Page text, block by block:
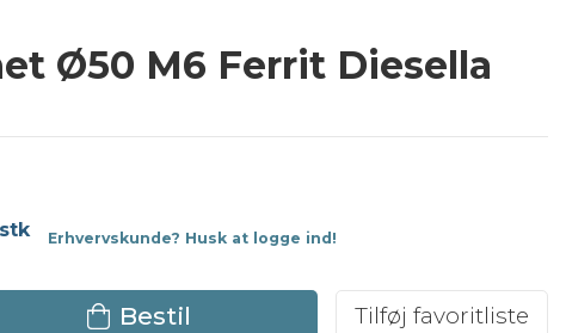
Ø50 M6 Ferrit Diesella
Erhvervskunde? Husk at logge ind!
Bestil Tilføj favoritliste